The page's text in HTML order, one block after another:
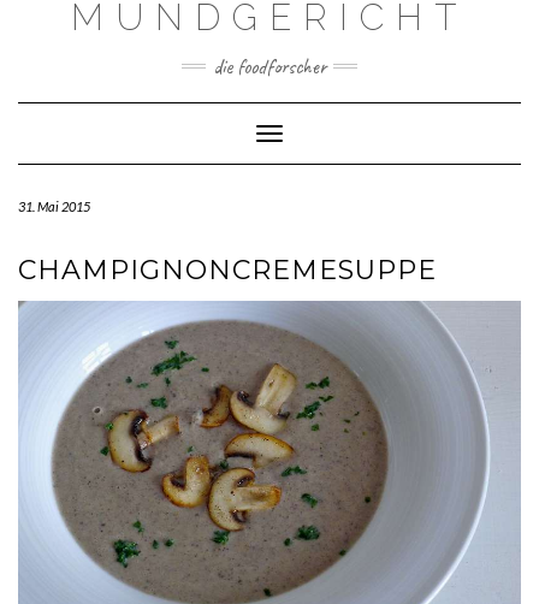
MUNDGERICHT
die foodforscher
Toggle Navigation
31. Mai 2015
CHAMPIGNONCREMESUPPE